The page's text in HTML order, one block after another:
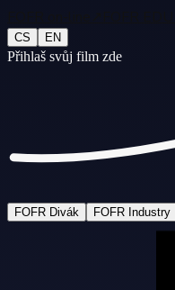
CS EN
Přihlaš svůj film zde
FOFR Divák FOFR Industry